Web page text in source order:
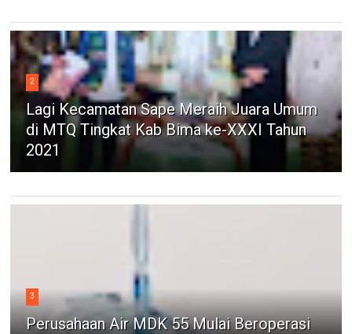
2
Lagi Kecamatan Sape Meraih Juara Umum
di MTQ Tingkat Kab Bima ke-XXXI Tahun
2021
3
Perusahaan Air MDK 55 Mulai Beroperasi